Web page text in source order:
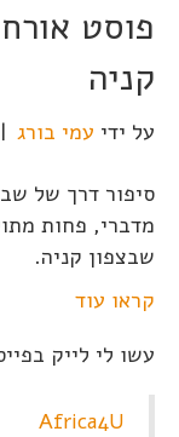
פוסט
קניה
על ידי עמי בורג |
סיפור דרך של
מדברי, פחות
שבצפון קניה.
קראו עוד
עשו לי לייק
Africa4U